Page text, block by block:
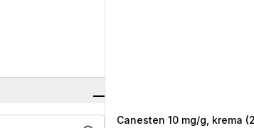
Canesten 10 mg/g, krema